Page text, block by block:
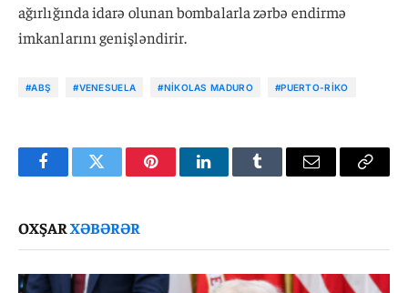
ağırlığında idarə olunan bombalarla zərbə endirmə
imkanlarını genişləndirir.
#ABŞ #VENESUELA #NIKOLAS MADURO #PUERTO-RIKO
FacebookTwitter PinterestLinkedInTumblr Email
Copy
OXŞARXƏBƏRƏR